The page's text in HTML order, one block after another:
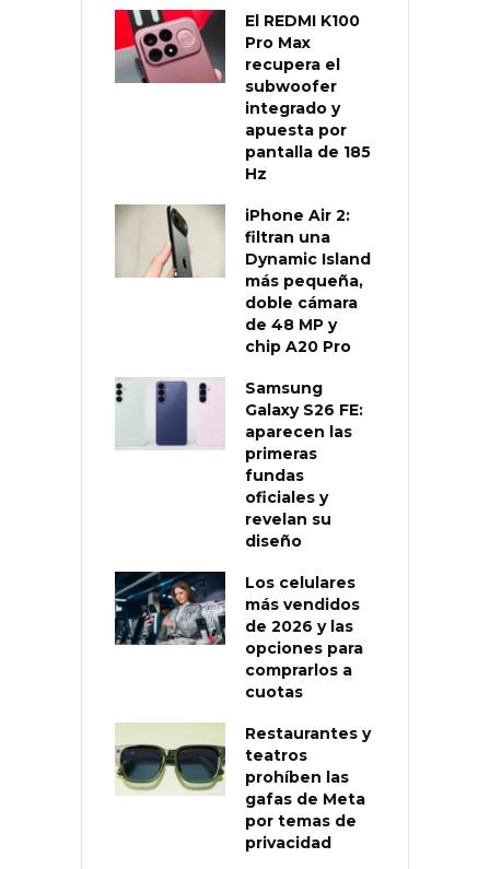
El REDMI K100
Pro Max
recupera el
subwoofer
integrado y
apuesta por
pantalla de 185
Hz
iPhone Air 2:
filtran una
Dynamic Island
más pequeña,
doble cámara
de 48 MP y
chip A20 Pro
Samsung
Galaxy S26 FE:
aparecen las
primeras
fundas
oficiales y
revelan su
diseño
Los celulares
más vendidos
de 2026 y las
opciones para
comprarlos a
cuotas
Restaurantes y
teatros
prohíben las
gafas de Meta
por temas de
privacidad